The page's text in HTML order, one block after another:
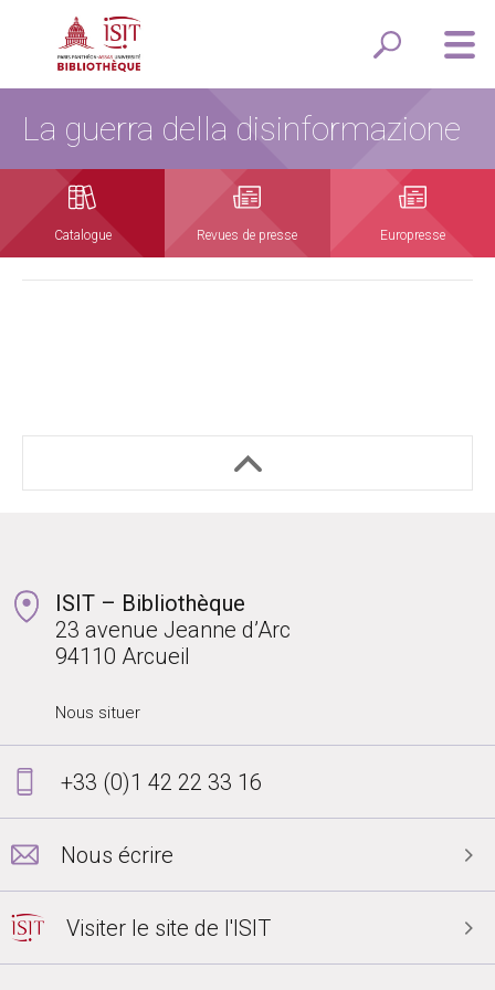
La guerra della disinformazione
Catalogue Revues de presse Europresse
ISIT – Bibliothèque
23 avenue Jeanne d’Arc
94110 Arcueil
Nous situer
+33 (0)1 42 22 33 16
Nous écrire
Visiter le site de l'ISIT